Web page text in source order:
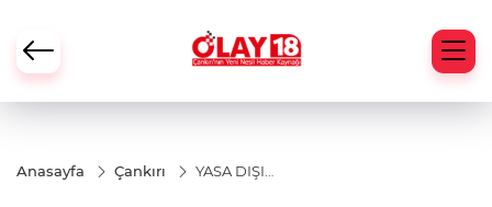
Anasayfa Çankırı
YASA DIŞI